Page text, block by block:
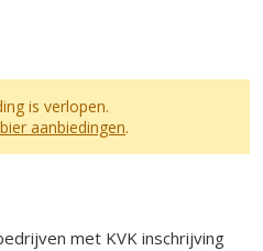
is verlopen.
aanbiedingen.
met KVK inschrijving